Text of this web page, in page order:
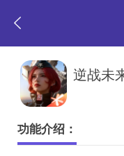
返 逆战未
功能介绍：